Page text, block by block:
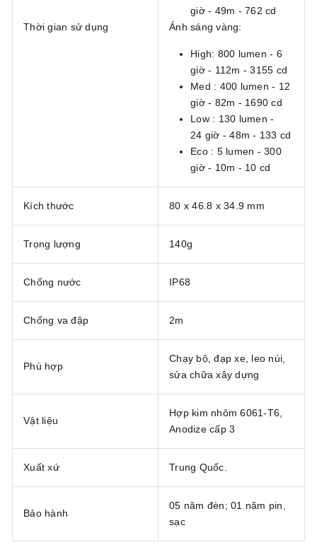
Thời gian sử dụng
giờ - 49m - 762 cd
Ánh sáng vàng:
High: 800 lumen - 6
giờ - 112m - 3155 cd
Med : 400 lumen - 12
giờ - 82m - 1690 cd
Low : 130 lumen -
24 giờ - 48m - 133 cd
Eco : 5 lumen - 300
giờ - 10m - 10 cd
Kích thước 80 x 46.8 x 34.9 mm
Trọng lượng 140g
Chống nước IP68
Chống va đập 2m
Phù hợp
Chạy bộ, đạp xe, leo núi,
sửa chữa xây dựng
Vật liệu
Hợp kim nhôm 6061-T6,
Anodize cấp 3
Xuất xứ Trung Quốc.
Bảo hành
05 năm đèn; 01 năm pin,
sạc